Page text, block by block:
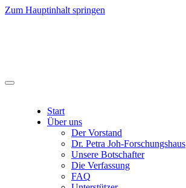
Zum Hauptinhalt springen
Start
Über uns
Der Vorstand
Dr. Petra Joh-Forschungshaus
Unsere Botschafter
Die Verfassung
FAQ